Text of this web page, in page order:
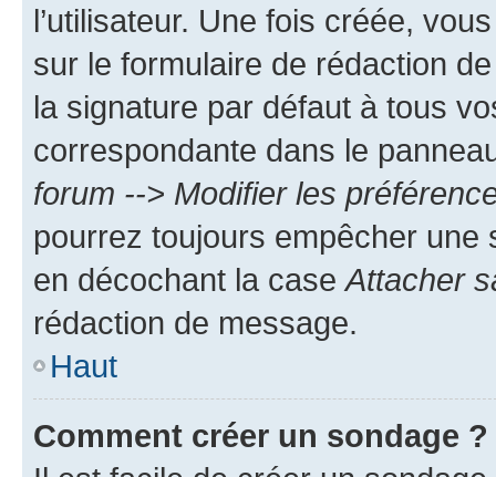
l’utilisateur. Une fois créée,
sur le formulaire de rédaction
la signature par défaut à tous
correspondante dans le
forum --> Modifier les
pourrez toujours empêcher une
en décochant la case Attacher
rédaction de message.
Haut
Comment créer un sondage ?